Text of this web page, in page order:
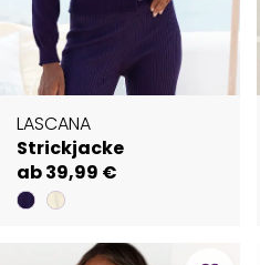
LASCANA
Strickjacke
ab 39,99 €